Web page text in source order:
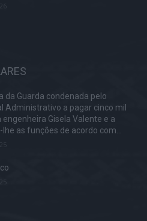
da Guarda condenada pelo
Administrativo a pagar cinco mil
engenheira Gisela Valente e a
as funções de acordo com...